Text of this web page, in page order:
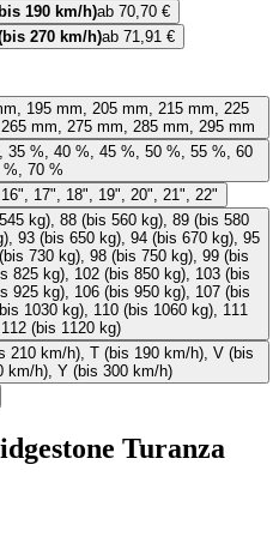
190 km/h)ab 70,70 €
270 km/h)ab 71,91 €
mm, 275 mm, 285 mm, 295 mm
70 %
17", 18", 19", 20", 21", 22"
93 (bis 650 kg), 94 (bis 670 kg), 95
730 kg), 98 (bis 750 kg), 99 (bis
825 kg), 102 (bis 850 kg), 103 (bis
925 kg), 106 (bis 950 kg), 107 (bis
1030 kg), 110 (bis 1060 kg), 111
(bis 1120 kg)
km/h), Y (bis 300 km/h)
Turanza